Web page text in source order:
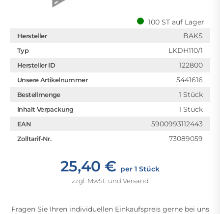
100 ST auf Lager
Hersteller BAKS
Typ LKDH110/1
Hersteller ID 122800
Unsere Artikelnummer 5441616
Bestellmenge 1 Stück
Inhalt Verpackung 1 Stück
EAN 5900993112443
Zolltarif-Nr. 73089059
25,40 € per 1 Stück
zzgl. MwSt. und Versand
Fragen Sie Ihren individuellen Einkaufspreis gerne bei uns